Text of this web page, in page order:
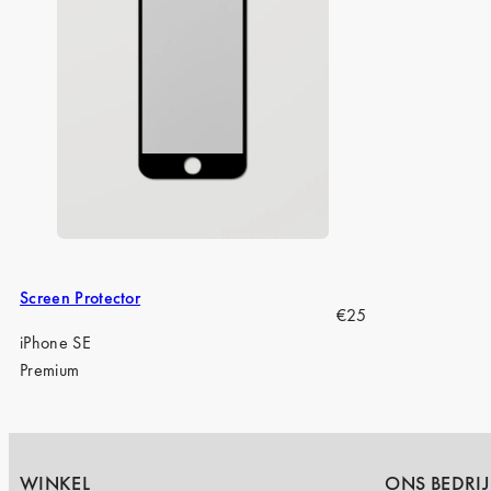
Screen Protector
Regular
€25
iPhone SE
Premium
WINKEL ONS